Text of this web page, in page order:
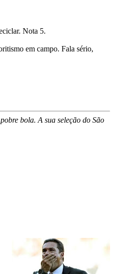
Nota 5.
em campo. Fala sério,
bola. A sua seleção do São